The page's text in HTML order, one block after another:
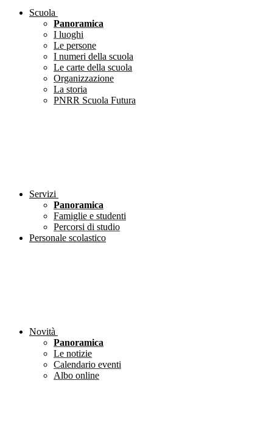
Scuola
Panoramica
I luoghi
Le persone
I numeri della scuola
Le carte della scuola
Organizzazione
La storia
PNRR Scuola Futura
Servizi
Panoramica
Famiglie e studenti
Percorsi di studio
Personale scolastico
Novità
Panoramica
Le notizie
Calendario eventi
Albo online